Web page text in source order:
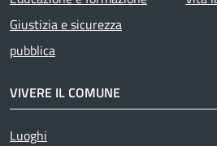
Giustizia e sicurezza
pubblica
VIVERE IL COMUNE
Luoghi